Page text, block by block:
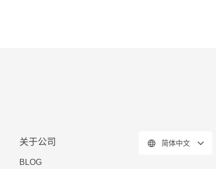
关于公司
BLOG
简体中文